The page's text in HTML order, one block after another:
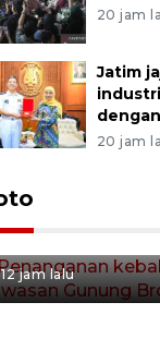
20 jam
Jatim
20 jam
Penanganan
12 jam lalu